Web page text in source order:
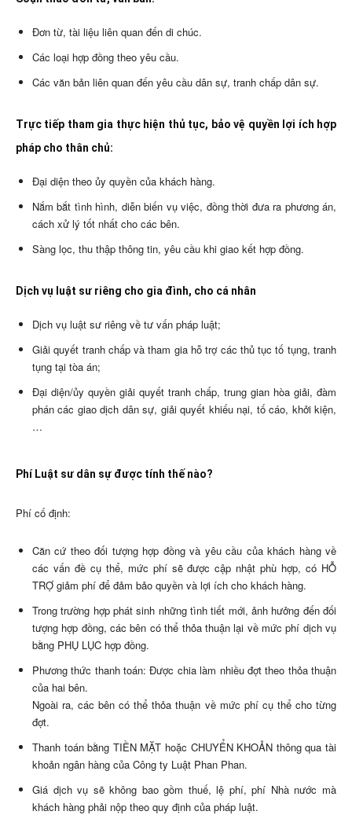
Đơn từ, tài liệu liên quan đến di chúc.
Các loại hợp đồng theo yêu cầu.
Các văn bản liên quan đến yêu cầu dân sự, tranh chấp dân sự.
Trực tiếp tham gia thực hiện thủ tục, bảo vệ quyền lợi ích hợp
pháp cho thân chủ:
Đại diện theo ủy quyền của khách hàng.
Nắm bắt tình hình, diễn biến vụ việc, đồng thời đưa ra phương án,
cách xử lý tốt nhất cho các bên.
Sàng lọc, thu thập thông tin, yêu cầu khi giao kết hợp đồng.
Dịch vụ luật sư riêng cho gia đình, cho cá nhân
Dịch vụ luật sư riêng về tư vấn pháp luật;
Giải quyết tranh chấp và tham gia hỗ trợ các thủ tục tố tụng, tranh
tụng tại tòa án;
Đại diện/ủy quyền giải quyết tranh chấp, trung gian hòa giải, đàm
phán các giao dịch dân sự, giải quyết khiếu nại, tố cáo, khởi kiện,
…
Phí Luật sư dân sự được tính thế nào?
Phí cố định:
Căn cứ theo đối tượng hợp đồng và yêu cầu của khách hàng về
các vấn đề cụ thể, mức phí sẽ được cập nhật phù hợp, có HỖ
TRỢ giảm phí để đảm bảo quyền và lợi ích cho khách hàng.
Trong trường hợp phát sinh những tình tiết mới, ảnh hưởng đến đối
tượng hợp đồng, các bên có thể thỏa thuận lại về mức phí dịch vụ
bằng PHỤ LỤC hợp đồng.
Phương thức thanh toán: Được chia làm nhiều đợt theo thỏa thuận
của hai bên.
Ngoài ra, các bên có thể thỏa thuận về mức phí cụ thể cho từng
đợt.
Thanh toán bằng TIỀN MẶT hoặc CHUYỂN KHOẢN thông qua tài
khoản ngân hàng của Công ty Luật Phan Phan.
Giá dịch vụ sẽ không bao gồm thuế, lệ phí, phí Nhà nước mà
khách hàng phải nộp theo quy định của pháp luật.